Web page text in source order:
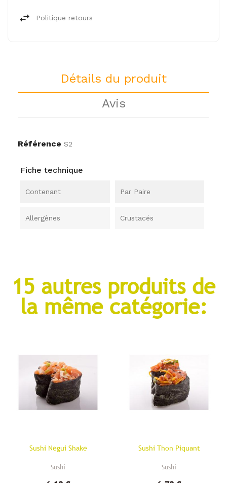
Politique retours
Détails du produit
Avis
Référence S2
Fiche technique
Contenant Par Paire
Allergènes Crustacés
15 autres produits de
la même catégorie:
Sushi Negui Shake
Sushi
Sushi Thon Piquant
Sushi